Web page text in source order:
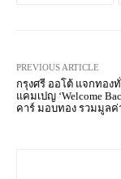
PREVIOUS ARTICLE
กรุงศรี ออโต้ แจกทอง
แคมเปญ ‘Welcome
คาร์ มอบทอง รวมมูลค่